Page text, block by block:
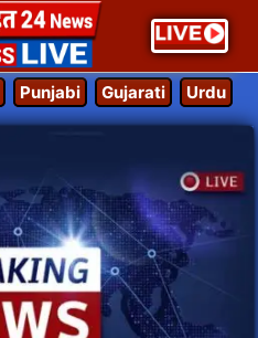
Punjabi Gujarati Urdu